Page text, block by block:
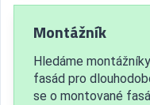
Montážník
Hledáme
fasád pro
se o montované